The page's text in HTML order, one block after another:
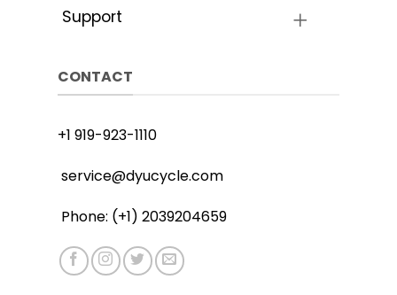
Support
CONTACT
+1 919-923-1110
service@dyucycle.com
Phone: (+1) 2039204659